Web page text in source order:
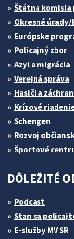
Štátna komisia
Okresné
Európske
Policajný zbor
Azyl a migrácia
Verejná správa
Hasiči a
Krízové
Schengen
Rozvoj
Športové
DÔLEŽITÉ
Podcast
Stan sa
E-služby MV SR